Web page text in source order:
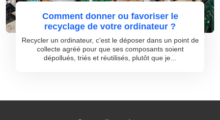
Comment donner ou favoriser le
recyclage de votre ordinateur ?
Recycler un ordinateur, c'est le déposer dans un point de
collecte agréé pour que ses composants soient
dépollués, triés et réutilisés, plutôt que je...